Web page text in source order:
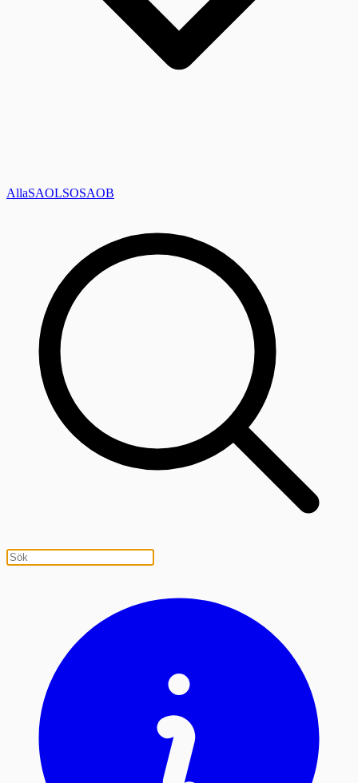
AllaSAOLSOSAOB